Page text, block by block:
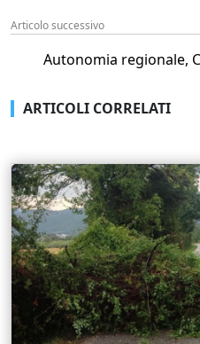
Articolo successivo
Autonomia regionale,
ARTICOLI CORRELATI